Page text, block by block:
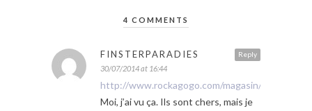
4 COMMENTS
Reply
FINSTERPARADIES
30/07/2014 at 16:44
http://www.rockagogo.com/magasin/
Moi, j’ai vu ça. Ils sont chers, mais je